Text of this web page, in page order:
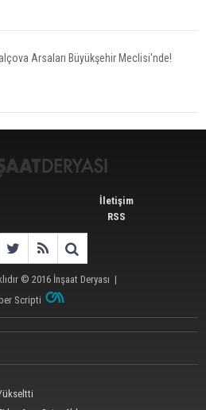
16,2 Arttı
Satışları Güçlü Seyrini Korudu Yabancıya
Arsaları Büyükşehir Meclisi'nde!
İletişim
RSS
© 2016 İnşaat Deryası |
Scripti